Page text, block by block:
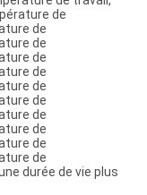
de
de
de
de
de
de
de
de
de
de
de
durée de vie plus